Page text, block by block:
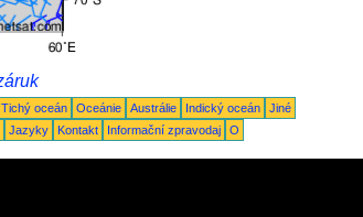
oceán Oceánie Austrálie Indický oceán
Jiné
Jazyky Kontakt Informační zpravodaj O